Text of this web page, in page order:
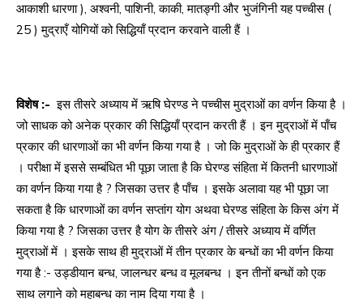
आकाशी धारणा ), अश्वनी, पाशिनी, काकी, मातङ्गी और भुजंगिनी यह पच्चीस (
25 ) मुद्राएँ योगियों को सिद्धियाँ प्रदान करवाने वाली हैं ।
विशेष :-इस तीसरे अध्याय में ऋषि घेरण्ड ने पच्चीस मुद्राओं का वर्णन किया है ।
जो साधक को अनेक प्रकार की सिद्धियाँ प्रदान करती हैं । इन मुद्राओं में पाँच
प्रकार की धारणाओं का भी वर्णन किया गया है । जो कि मुद्राओं के ही प्रकार हैं
। परीक्षा में इससे सम्बंधित भी पूछा जाता है कि घेरण्ड संहिता में कितनी धारणाओं
का वर्णन किया गया है ? जिसका उत्तर है पाँच । इसके अलावा यह भी पूछा जा
सकता है कि धारणाओं का वर्णन सप्तांग योग अथवा घेरण्ड संहिता के किस अंग में
किया गया है ? जिसका उत्तर है योग के तीसरे अंग / तीसरे अध्याय में वर्णित
मुद्राओं में । इसके साथ ही मुद्राओं में तीन प्रकार के बन्धों का भी वर्णन किया
गया है :- उड्डीयान बन्ध, जालन्धर बन्ध व मूलबन्ध । इन तीनों बन्धों को एक
साथ लगाने को महाबन्ध का नाम दिया गया है ।